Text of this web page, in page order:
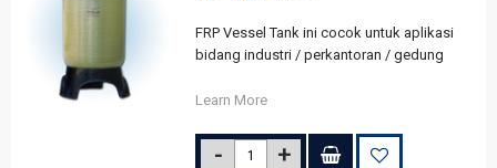
FRP Vessel Tank ini cocok untuk aplikasi
bidang industri / perkantoran / gedung
Learn More